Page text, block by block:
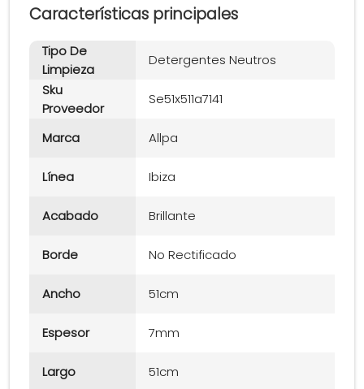
Características principales
Tipo De
Limpieza
Detergentes Neutros
Sku
Proveedor
Se51x511a7141
Marca Allpa
Línea Ibiza
Acabado Brillante
Borde No Rectificado
Ancho 51cm
Espesor 7mm
Largo 51cm